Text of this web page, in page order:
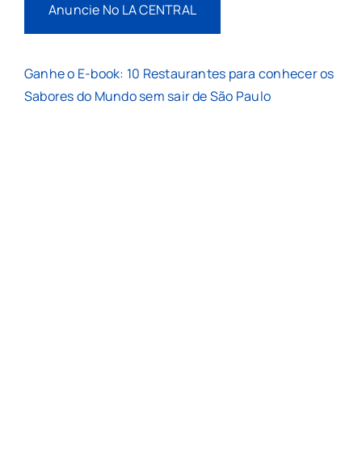
Anuncie No LA CENTRAL
Ganhe o E-book: 10 Restaurantes para conhecer os
Sabores do Mundo sem sair de São Paulo